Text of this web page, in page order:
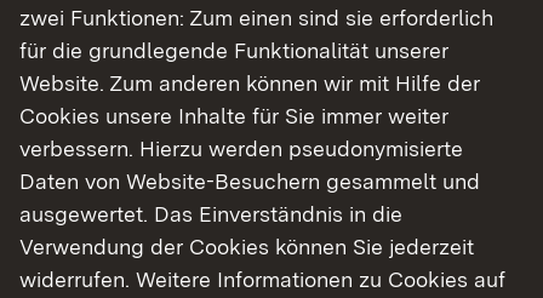
Studienplatz. Außerdem gibt's eine Schritt-für-
Schritt-Anleitung zu deinem Traum-Studium.
Finde dein Studium in Baden-Württemberg
zwei Funktionen: Zum einen sind sie erforderlich
für die grundlegende Funktionalität unserer
Website. Zum anderen können wir mit Hilfe der
Cookies unsere Inhalte für Sie immer weiter
verbessern. Hierzu werden pseudonymisierte
Daten von Website-Besuchern gesammelt und
ausgewertet. Das Einverständnis in die
Verwendung der Cookies können Sie jederzeit
widerrufen. Weitere Informationen zu Cookies auf